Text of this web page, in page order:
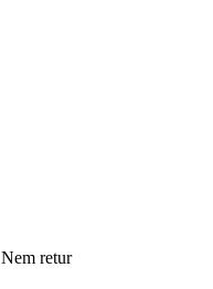
Nem retur